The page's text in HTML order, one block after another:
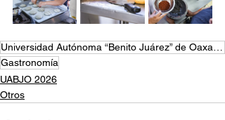
Universidad Autónoma “Benito Juárez” de Oaxaca (UABJO)
Gastronomía
UABJO 2026
Otros